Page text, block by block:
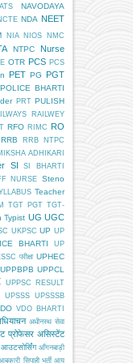
NAVODAYA
NDA NEET
NIA NIOS
NMC
NTPC Nurse
OTR PCS PCS
PET PG PGT
POLICE BHARTI
PRT PULISH
RAILWEY
RFO RIMC RO
RRB
RRB NTPC
ADHIKARI
SI SI BHARTI
NURSE
Steno
Teacher
TGT PGT TGT-
Typist UG UGC
UKPSC UP UP
BHARTI
UP
परीक्षा UPHEC
UPPBPB UPPCL
UPPSC RESULT
UPSSS UPSSSB
VDO BHARTI
अधीनस्थ सेवा
प्रोफेसर असिस्टेंट
आउटसोर्सिंग आँगनबाड़ी
सिपाही भर्ती आयु